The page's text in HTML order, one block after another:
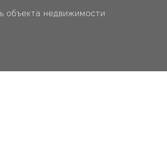
объекта недвижимости